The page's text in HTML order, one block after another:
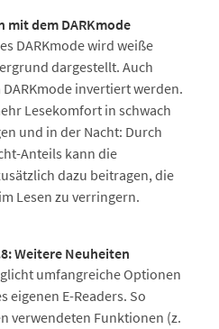
mit dem DARKmode
DARKmode wird weiße
dargestellt. Auch
invertiert werden.
Lesekomfort in schwach
und in der Nacht: Durch
Anteils kann die
dazu beitragen, die
Lesen zu verringern.
Weitere Neuheiten
umfangreiche Optionen
E-Readers. So
verwendeten Funktionen (z.